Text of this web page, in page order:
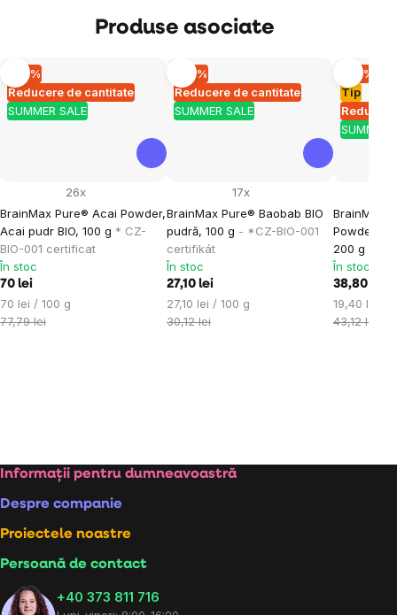
Produse asociate
Reducere de cantitate
SUMMER SALE
–10 %
BrainMax Pure® Acai Powder,
Acai pudr BIO, 100 g * CZ-
BIO-001 certificat
26x
În stoc
70 lei
Evaluare
preţ:
70 lei / 100 g
77,79 lei
Reducere de cantitate
SUMMER SALE
–10 %
BrainMax Pure® Baobab BIO
pudră, 100 g - *CZ-BIO-001
certifikát
17x
În stoc
27,10 lei
Evaluare
preţ:
27,10 lei / 100 g
30,12 lei
Tip
SUMMER
–10 %
BrainMax
Powder,
200 g
În stoc
38,80 lei
Evaluare
preţ:
19,40 lei /
43,12 lei
Subsol
Informații pentru dumneavoastră
Despre companie
Proiectele noastre
Persoană de contact
+40 373 811 716